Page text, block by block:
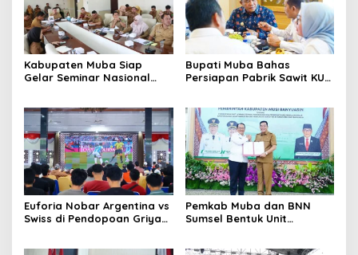
Kabupaten Muba Siap
Gelar Seminar Nasional
Bupati Muba Bahas
Persiapan Pabrik Sawit KUD
Euforia Nobar Argentina vs
Swiss di Pendopoan Griya
Pemkab Muba dan BNN
Sumsel Bentuk Unit